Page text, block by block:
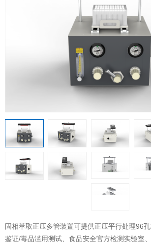
固相萃取正压多管装置可提供正压平行处理96
鉴证/毒品滥用测试、食品安全官方检测实验室